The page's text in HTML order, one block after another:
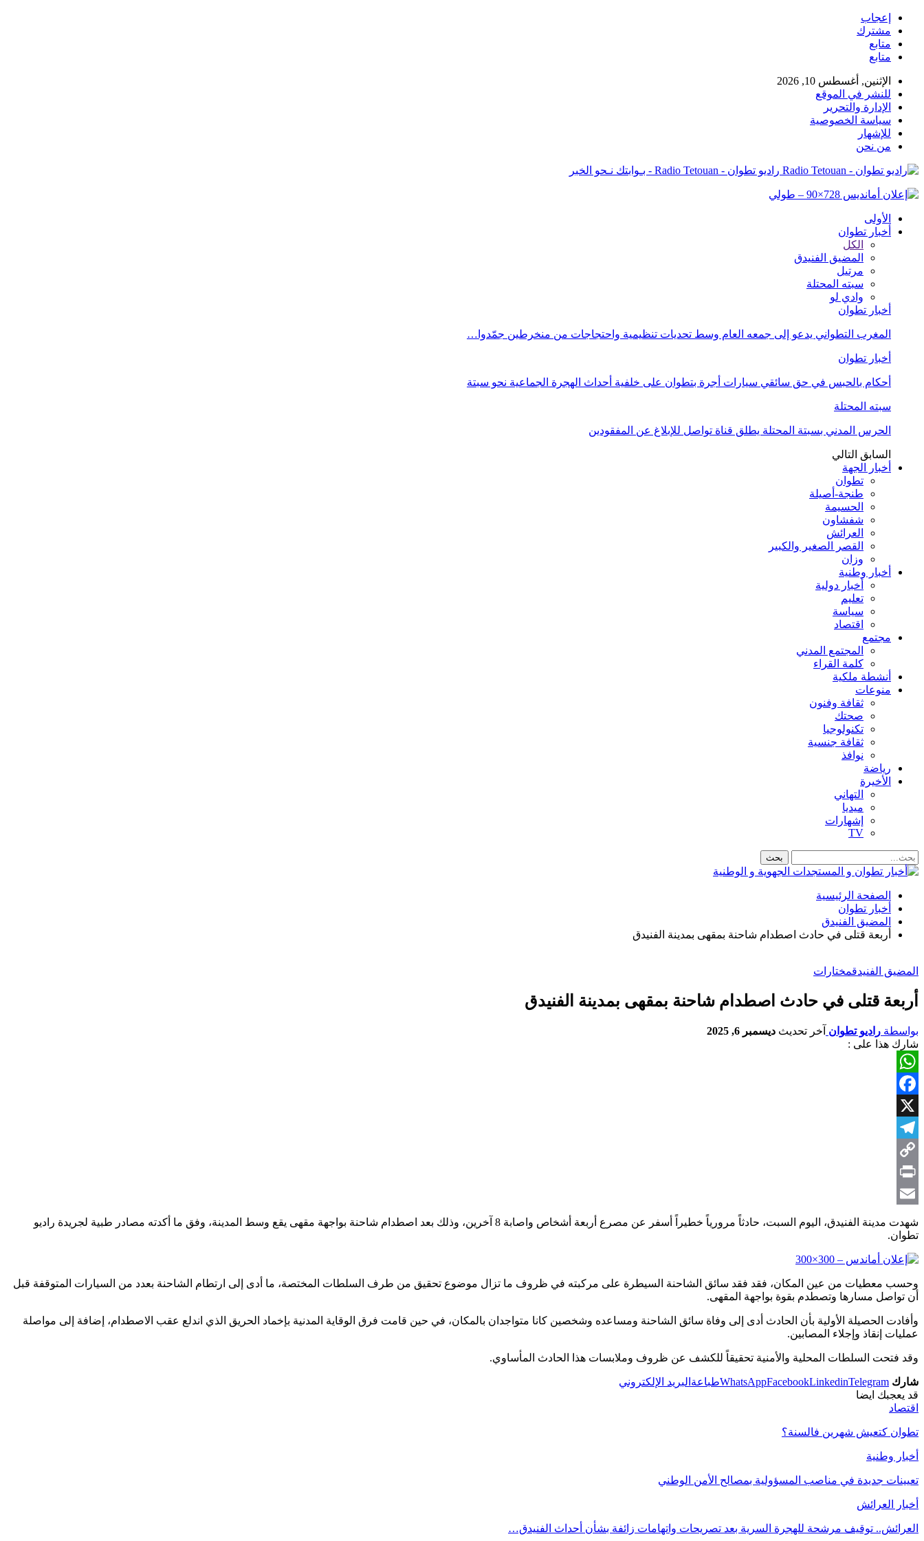
إعجاب
مشترك
متابع
متابع
الإثنين, أغسطس 10, 2026
للنشر في الموقع
الإدارة والتحرير
سياسة الخصوصية
للإشهار
من نحن
راديو تطوان - Radio Tetouan - بـوابتك نـحو الخبر
الأولى
أخبار تطوان
الكل
المضيق الفنيدق
مرتيل
سبته المحتلة
وادي لو
أخبار تطوان
المغرب التطواني يدعو إلى جمعه العام وسط تحديات تنظيمية واحتجاجات من منخرطين جمّدوا…
أخبار تطوان
أحكام بالحبس في حق سائقي سيارات أجرة بتطوان على خلفية أحداث الهجرة الجماعية نحو سبتة
سبته المحتلة
الحرس المدني بسبتة المحتلة يطلق قناة تواصل للإبلاغ عن المفقودين
السابق التالي
أخبار الجهة
تطوان
طنجة-أصيلة
الحسيمة
شفشاون
العرائش
القصر الصغير والكبير
وزان
أخبار وطنية
أخبار دولية
تعليم
سياسة
اقتصاد
مجتمع
المجتمع المدني
كلمة القراء
أنشطة ملكية
منوعات
ثقافة وفنون
صحتك
تكنولوجيا
ثقافة جنسية
نوافذ
رياضة
الأخيرة
التهاني
ميديا
إشهارات
TV
الصفحة الرئيسية
أخبار تطوان
المضيق الفنيدق
أربعة قتلى في حادث اصطدام شاحنة بمقهى بمدينة الفنيدق
المضيق الفنيدقمختارات
أربعة قتلى في حادث اصطدام شاحنة بمقهى بمدينة الفنيدق
بواسطة راديو تطوان آخر تحديث ديسمبر 6, 2025
شارك هذا على :
WhatsApp
Facebook
X
Telegram
Copy
Link
Print
شهدت مدينة الفنيدق، اليوم السبت، حادثاً مرورياً خطيراً أسفر عن مصرع أربعة أشخاص واصابة 8 آخرين، وذلك بعد اصطدام شاحنة بواجهة مقهى يقع وسط المدينة، وفق ما أكدته مصادر طبية لجريدة راديو
تطوان.
وحسب معطيات من عين المكان، فقد فقد سائق الشاحنة السيطرة على مركبته في ظروف ما تزال موضوع تحقيق من طرف السلطات المختصة، ما أدى إلى ارتطام الشاحنة بعدد من السيارات المتوقفة قبل
أن تواصل مسارها وتصطدم بقوة بواجهة المقهى.
وأفادت الحصيلة الأولية بأن الحادث أدى إلى وفاة سائق الشاحنة ومساعده وشخصين كانا متواجدان بالمكان، في حين قامت فرق الوقاية المدنية بإخماد الحريق الذي اندلع عقب الاصطدام، إضافة إلى مواصلة
عمليات إنقاذ وإجلاء المصابين.
وقد فتحت السلطات المحلية والأمنية تحقيقاً للكشف عن ظروف وملابسات هذا الحادث المأساوي.
شارك WhatsAppFacebookLinkedinTelegram طباعة البريد الإلكتروني
قد يعجبك ايضا
اقتصاد
تطوان كتعيش شهرين فالسنة؟
أخبار وطنية
تعيينات جديدة في مناصب المسؤولية بمصالح الأمن الوطني
أخبار العرائش
العرائش.. توقيف مرشحة للهجرة السرية بعد تصريحات واتهامات زائفة بشأن أحداث الفنيدق…